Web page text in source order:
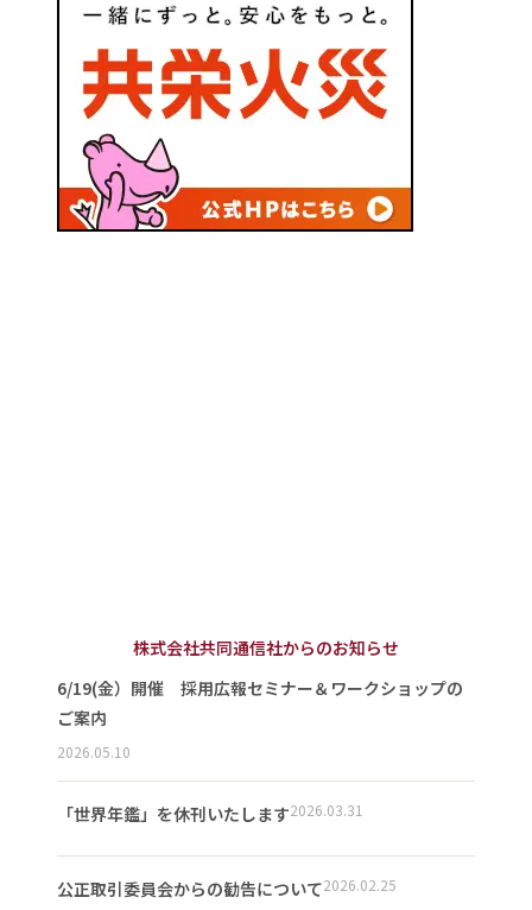
株式会社共同通信社からのお知らせ
6/19(金）開催 採用広報セミナー＆ワークショップの
ご案内
2026.05.10
「世界年鑑」を休刊いたします2026.03.31
公正取引委員会からの勧告について2026.02.25